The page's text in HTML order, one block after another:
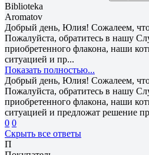
Biblioteka
Aromatov
Добрый день, Юлия! Сожалеем, что
Пожалуйста, обратитесь в нашу
приобретенного флакона, наши
ситуацией и пр...
Показать полностью...
Добрый день, Юлия! Сожалеем, что
Пожалуйста, обратитесь в нашу
приобретенного флакона, наши
ситуацией и предложат решение
0 0
Скрыть все ответы
П